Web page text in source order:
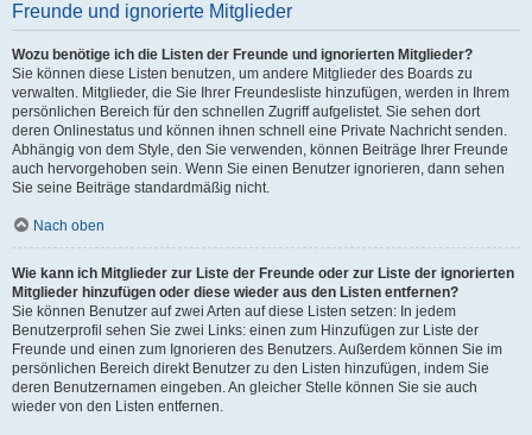
Freunde und ignorierte Mitglieder
Wozu benötige ich die Listen der Freunde und ignorierten Mitglieder?
Sie können diese Listen benutzen, um andere Mitglieder des Boards zu
verwalten. Mitglieder, die Sie Ihrer Freundesliste hinzufügen, werden in Ihrem
persönlichen Bereich für den schnellen Zugriff aufgelistet. Sie sehen dort
deren Onlinestatus und können ihnen schnell eine Private Nachricht senden.
Abhängig von dem Style, den Sie verwenden, können Beiträge Ihrer Freunde
auch hervorgehoben sein. Wenn Sie einen Benutzer ignorieren, dann sehen
Sie seine Beiträge standardmäßig nicht.
Nach oben
Wie kann ich Mitglieder zur Liste der Freunde oder zur Liste der ignorierten
Mitglieder hinzufügen oder diese wieder aus den Listen entfernen?
Sie können Benutzer auf zwei Arten auf diese Listen setzen: In jedem
Benutzerprofil sehen Sie zwei Links: einen zum Hinzufügen zur Liste der
Freunde und einen zum Ignorieren des Benutzers. Außerdem können Sie im
persönlichen Bereich direkt Benutzer zu den Listen hinzufügen, indem Sie
deren Benutzernamen eingeben. An gleicher Stelle können Sie sie auch
wieder von den Listen entfernen.